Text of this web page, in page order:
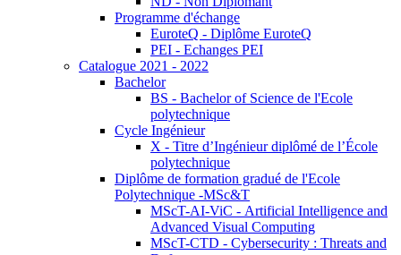
Programme d'échange
EuroteQ - Diplôme EuroteQ
PEI - Echanges PEI
Catalogue 2021 - 2022
Bachelor
BS - Bachelor of Science de l'Ecole
polytechnique
Cycle Ingénieur
X - Titre d’Ingénieur diplômé de l’École
polytechnique
Diplôme de formation gradué de l'Ecole
Polytechnique -MSc&T
MScT-AI-ViC - Artificial Intelligence and
Advanced Visual Computing
MScT-CTD - Cybersecurity : Threats and